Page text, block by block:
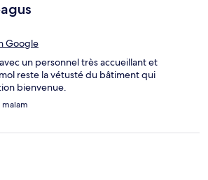
Google
un personnel très accueillant et
reste la vétusté du bâtiment qui
bienvenue.